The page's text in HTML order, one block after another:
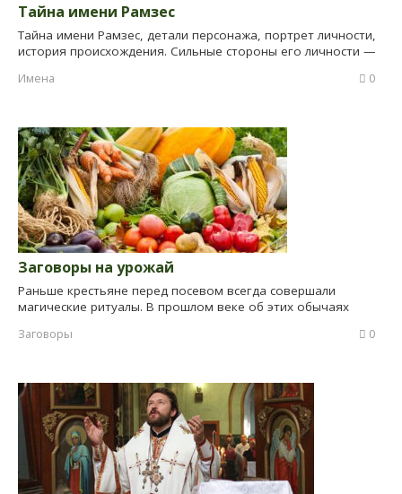
Тайна имени Рамзес
Тайна имени Рамзес, детали персонажа, портрет личности,
история происхождения. Сильные стороны его личности —
Имена
0
Заговоры на урожай
Раньше крестьяне перед посевом всегда совершали
магические ритуалы. В прошлом веке об этих обычаях
Заговоры
0